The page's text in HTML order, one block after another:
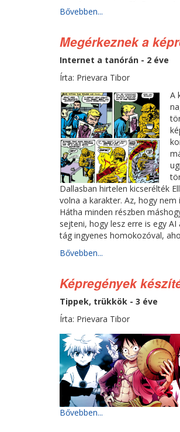
Bővebben...
Megérkeznek a
Internet a tanórán - 2 éve
Írta: Prievara Tibor
A
Dallasban hirtelen kicserélték
volna a karakter. Az, hogy
Hátha minden részben
sejteni, hogy lesz erre is egy
tág ingyenes homokozóval,
Bővebben...
Képregények
Tippek, trükkök - 3 éve
Írta: Prievara Tibor
Bővebben...